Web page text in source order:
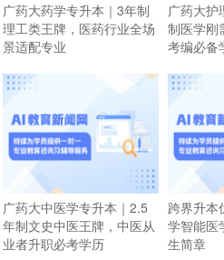
广药大药学专升本｜3年制
理工类王牌，医药行业全场
景适配专业
广药大护
制医学刚
考编必备
广药大中医学专升本｜2.5
年制文史中医王牌，中医从
业者升职必考学历
跨界升本
学智能医
生简章